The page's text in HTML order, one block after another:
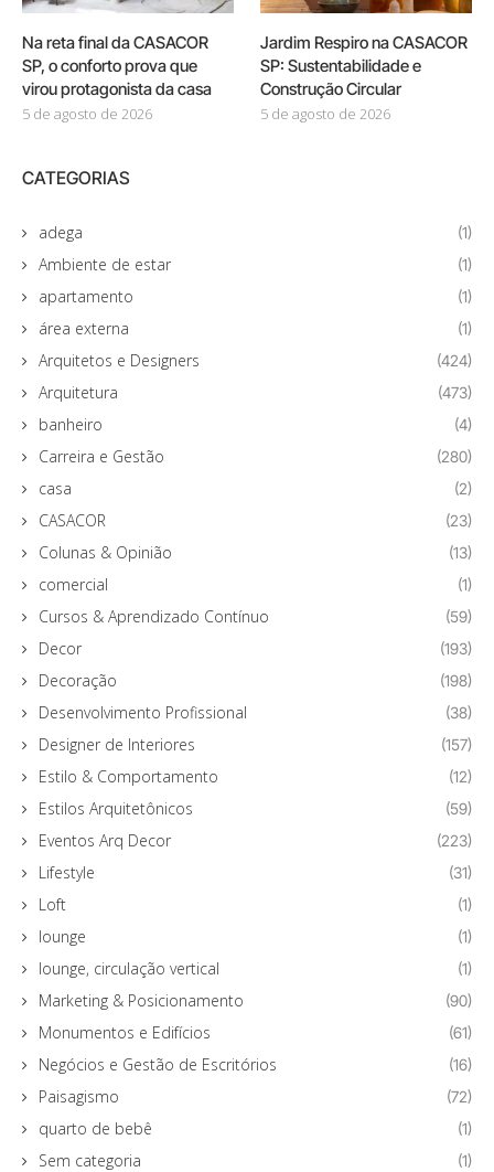
Na reta final da CASACOR
SP, o conforto prova que
virou protagonista da casa
5 de agosto de 2026
Jardim Respiro na CASACOR
SP: Sustentabilidade e
Construção Circular
5 de agosto de 2026
CATEGORIAS
adega (1)
Ambiente de estar (1)
apartamento (1)
área externa (1)
Arquitetos e Designers (424)
Arquitetura (473)
banheiro (4)
Carreira e Gestão (280)
casa (2)
CASACOR (23)
Colunas & Opinião (13)
comercial (1)
Cursos & Aprendizado Contínuo (59)
Decor (193)
Decoração (198)
Desenvolvimento Profissional (38)
Designer de Interiores (157)
Estilo & Comportamento (12)
Estilos Arquitetônicos (59)
Eventos Arq Decor (223)
Lifestyle (31)
Loft (1)
lounge (1)
lounge, circulação vertical (1)
Marketing & Posicionamento (90)
Monumentos e Edifícios (61)
Negócios e Gestão de Escritórios (16)
Paisagismo (72)
quarto de bebê (1)
Sem categoria (1)